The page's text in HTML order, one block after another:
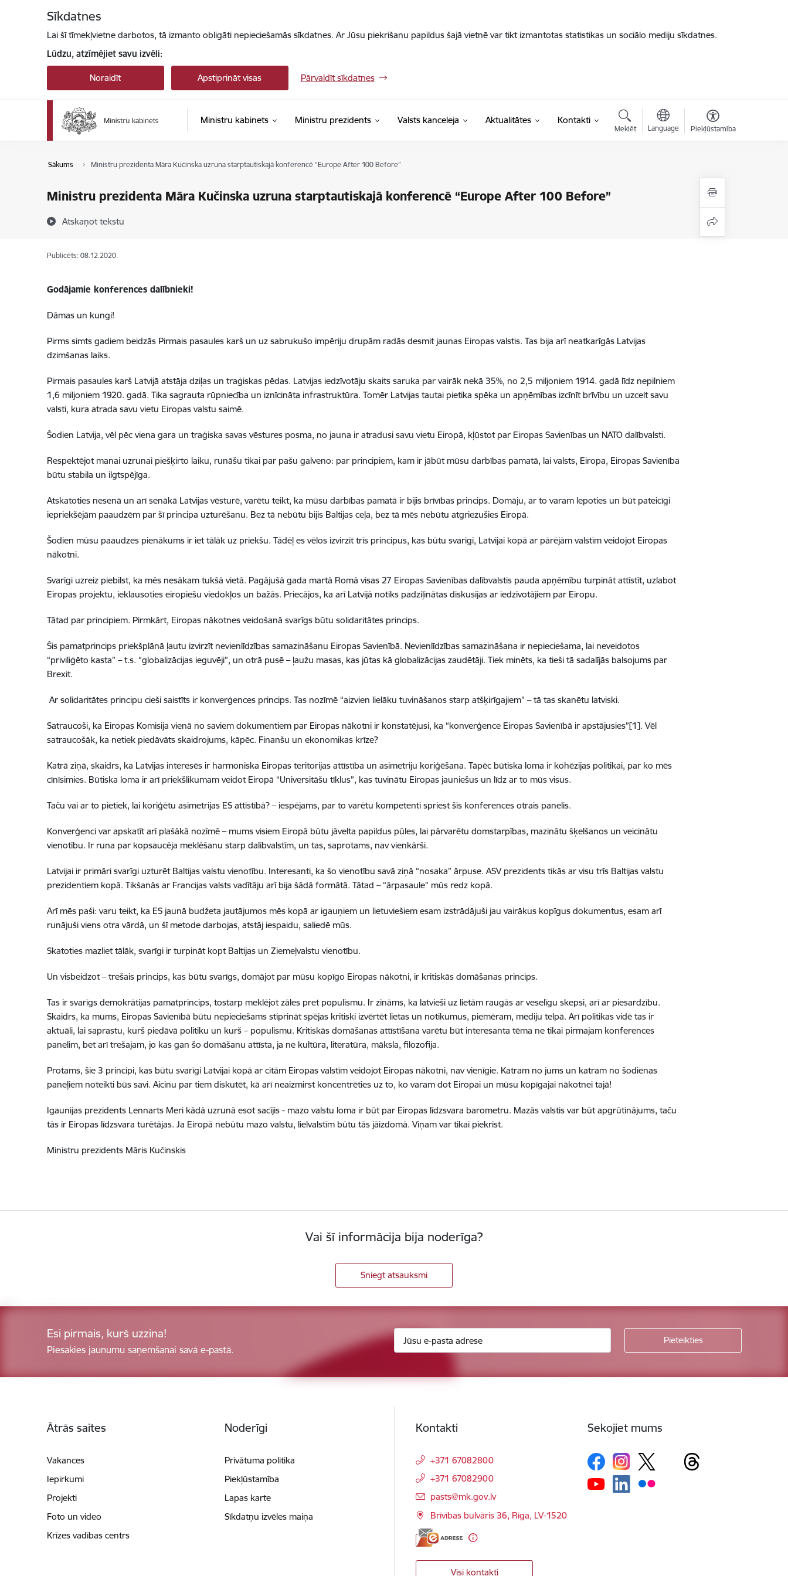
Sīkdatnes
Lai šī tīmekļvietne darbotos, tā izmanto obligāti nepieciešamās sīkdatnes. Ar Jūsu piekrišanu papildus šajā vietnē var tikt izmantotas statistikas un sociālo mediju sīkdatnes.
Lūdzu, atzīmējiet savu izvēli:
Noraidīt Apstiprināt visas Pārvaldīt sīkdatnes
Ministru kabinets Ministru prezidents Valsts kanceleja Aktualitātes Kontakti
Meklēt Language Piekļūstamība
Sākums Ministru prezidenta Māra Kučinska uzruna starptautiskajā konferencē “Europe After 100 Before”
Ministru prezidenta Māra Kučinska uzruna starptautiskajā konferencē “Europe After 100 Before”
Atskaņot tekstu
Publicēts: 08.12.2020.
Godājamie konferences dalībnieki!
Dāmas un kungi!
Pirms simts gadiem beidzās Pirmais pasaules karš un uz sabrukušo impēriju drupām radās desmit jaunas Eiropas valstis. Tas bija arī neatkarīgās Latvijas
dzimšanas laiks.
Pirmais pasaules karš Latvijā atstāja dziļas un traģiskas pēdas. Latvijas iedzīvotāju skaits saruka par vairāk nekā 35%, no 2,5 miljoniem 1914. gadā līdz nepilniem
1,6 miljoniem 1920. gadā. Tika sagrauta rūpniecība un iznīcināta infrastruktūra. Tomēr Latvijas tautai pietika spēka un apņēmības izcīnīt brīvību un uzcelt savu
valsti, kura atrada savu vietu Eiropas valstu saimē.
Šodien Latvija, vēl pēc viena gara un traģiska savas vēstures posma, no jauna ir atradusi savu vietu Eiropā, kļūstot par Eiropas Savienības un NATO dalībvalsti.
Respektējot manai uzrunai piešķirto laiku, runāšu tikai par pašu galveno: par principiem, kam ir jābūt mūsu darbības pamatā, lai valsts, Eiropa, Eiropas Savienība
būtu stabila un ilgtspējīga.
Atskatoties nesenā un arī senākā Latvijas vēsturē, varētu teikt, ka mūsu darbības pamatā ir bijis brīvības princips. Domāju, ar to varam lepoties un būt pateicīgi
iepriekšējām paaudzēm par šī principa uzturēšanu. Bez tā nebūtu bijis Baltijas ceļa, bez tā mēs nebūtu atgriezušies Eiropā.
Šodien mūsu paaudzes pienākums ir iet tālāk uz priekšu. Tādēļ es vēlos izvirzīt trīs principus, kas būtu svarīgi, Latvijai kopā ar pārējām valstīm veidojot Eiropas
nākotni.
Svarīgi uzreiz piebilst, ka mēs nesākam tukšā vietā. Pagājušā gada martā Romā visas 27 Eiropas Savienības dalībvalstis pauda apņēmību turpināt attīstīt, uzlabot
Eiropas projektu, ieklausoties eiropiešu viedokļos un bažās. Priecājos, ka arī Latvijā notiks padziļinātas diskusijas ar iedzīvotājiem par Eiropu.
Tātad par principiem. Pirmkārt, Eiropas nākotnes veidošanā svarīgs būtu solidaritātes princips.
Šis pamatprincips priekšplānā ļautu izvirzīt nevienlīdzības samazināšanu Eiropas Savienībā. Nevienlīdzības samazināšana ir nepieciešama, lai neveidotos
“priviliģēto kasta” – t.s. “globalizācijas ieguvēji”, un otrā pusē – ļaužu masas, kas jūtas kā globalizācijas zaudētāji. Tiek minēts, ka tieši tā sadalījās balsojums par
Brexit.
Ar solidaritātes principu cieši saistīts ir konverģences princips. Tas nozīmē “aizvien lielāku tuvināšanos starp atšķirīgajiem” – tā tas skanētu latviski.
Satraucoši, ka Eiropas Komisija vienā no saviem dokumentiem par Eiropas nākotni ir konstatējusi, ka “konverģence Eiropas Savienībā ir apstājusies”[1]. Vēl
satraucošāk, ka netiek piedāvāts skaidrojums, kāpēc. Finanšu un ekonomikas krīze?
Katrā ziņā, skaidrs, ka Latvijas interesēs ir harmoniska Eiropas teritorijas attīstība un asimetriju koriģēšana. Tāpēc būtiska loma ir kohēzijas politikai, par ko mēs
cīnīsimies. Būtiska loma ir arī priekšlikumam veidot Eiropā “Universitāšu tīklus”, kas tuvinātu Eiropas jauniešus un līdz ar to mūs visus.
Taču vai ar to pietiek, lai koriģētu asimetrijas ES attīstībā? – iespējams, par to varētu kompetenti spriest šīs konferences otrais panelis.
Konverģenci var apskatīt arī plašākā nozīmē – mums visiem Eiropā būtu jāvelta papildus pūles, lai pārvarētu domstarpības, mazinātu šķelšanos un veicinātu
vienotību. Ir runa par kopsaucēja meklēšanu starp dalībvalstīm, un tas, saprotams, nav vienkārši.
Latvijai ir primāri svarīgi uzturēt Baltijas valstu vienotību. Interesanti, ka šo vienotību savā ziņā “nosaka” ārpuse. ASV prezidents tikās ar visu trīs Baltijas valstu
prezidentiem kopā. Tikšanās ar Francijas valsts vadītāju arī bija šādā formātā. Tātad – “ārpasaule” mūs redz kopā.
Arī mēs paši: varu teikt, ka ES jaunā budžeta jautājumos mēs kopā ar igauņiem un lietuviešiem esam izstrādājuši jau vairākus kopīgus dokumentus, esam arī
runājuši viens otra vārdā, un šī metode darbojas, atstāj iespaidu, saliedē mūs.
Skatoties mazliet tālāk, svarīgi ir turpināt kopt Baltijas un Ziemeļvalstu vienotību.
Un visbeidzot – trešais princips, kas būtu svarīgs, domājot par mūsu kopīgo Eiropas nākotni, ir kritiskās domāšanas princips.
Tas ir svarīgs demokrātijas pamatprincips, tostarp meklējot zāles pret populismu. Ir zināms, ka latvieši uz lietām raugās ar veselīgu skepsi, arī ar piesardzību.
Skaidrs, ka mums, Eiropas Savienībā būtu nepieciešams stiprināt spējas kritiski izvērtēt lietas un notikumus, piemēram, mediju telpā. Arī politikas vidē tas ir
aktuāli, lai saprastu, kurš piedāvā politiku un kurš – populismu. Kritiskās domāšanas attīstīšana varētu būt interesanta tēma ne tikai pirmajam konferences
panelim, bet arī trešajam, jo kas gan šo domāšanu attīsta, ja ne kultūra, literatūra, māksla, filozofija.
Protams, šie 3 principi, kas būtu svarīgi Latvijai kopā ar citām Eiropas valstīm veidojot Eiropas nākotni, nav vienīgie. Katram no jums un katram no šodienas
paneļiem noteikti būs savi. Aicinu par tiem diskutēt, kā arī neaizmirst koncentrēties uz to, ko varam dot Eiropai un mūsu kopīgajai nākotnei tajā!
Igaunijas prezidents Lennarts Meri kādā uzrunā esot sacījis - mazo valstu loma ir būt par Eiropas līdzsvara barometru. Mazās valstis var būt apgrūtinājums, taču
tās ir Eiropas līdzsvara turētājas. Ja Eiropā nebūtu mazo valstu, lielvalstīm būtu tās jāizdomā. Viņam var tikai piekrist.
Ministru prezidents Māris Kučinskis
Vai šī informācija bija noderīga?
Sniegt atsauksmi
Esi pirmais, kurš uzzina!
Piesakies jaunumu saņemšanai savā e-pastā.
Ātrās saites
Vakances
Iepirkumi
Projekti
Foto un video
Krīzes vadības centrs
Noderīgi
Privātuma politika
Piekļūstamība
Lapas karte
Sīkdatņu izvēles maiņa
Kontakti
+371 67082800
+371 67082900
E-pasts:
pasts@mk.gov.lv
Brīvības bulvāris 36, Rīga, LV-1520
Visi kontakti
Sekojiet mums